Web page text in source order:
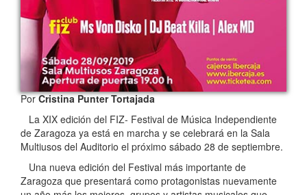
PorCristina Punter Tortajada
La XIX edición del FIZ- Festival de Música Independiente
de Zaragoza ya está en marcha y se celebrará en la Sala
Multiusos del Auditorio el próximo sábado 28 de septiembre.
Una nueva edición del Festival más importante de
Zaragoza que presentará como protagonistas nuevamente